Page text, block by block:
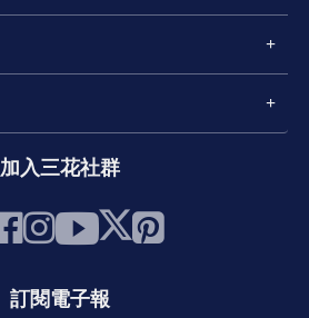
加入三花社群
訂閱電子報